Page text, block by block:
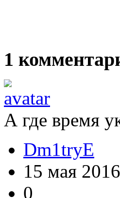
1
А где время
Dm1tryE
15 мая
0